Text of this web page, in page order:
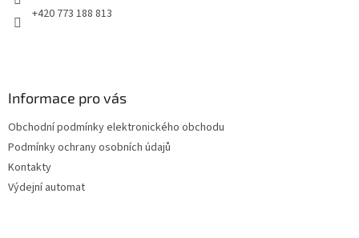
+420 773 188 813
Informace pro vás
Obchodní podmínky elektronického obchodu
Podmínky ochrany osobních údajů
Kontakty
Výdejní automat